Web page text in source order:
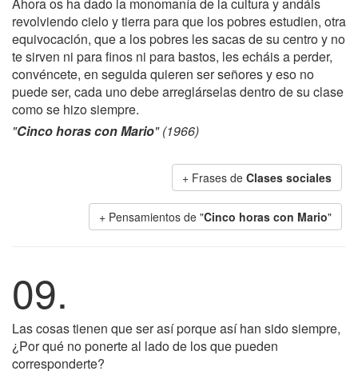
revolviendo cielo y tierra para que los pobres estudien, otra
equivocación, que a los pobres les sacas de su centro y no
te sirven ni para finos ni para bastos, les echáis a perder,
convéncete, en seguida quieren ser señores y eso no
puede ser, cada uno debe arreglárselas dentro de su clase
como se hizo siempre.
"Cinco horas con Mario" (1966)
+ Frases de Clases sociales
+ Pensamientos de "Cinco horas con Mario"
09.
Las cosas tienen que ser así porque así han sido siempre,
¿Por qué no ponerte al lado de los que pueden
corresponderte?